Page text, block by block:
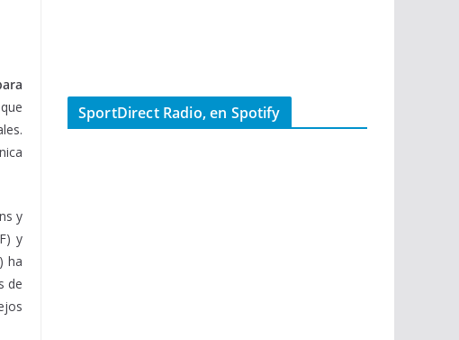
y
y
ha
de
SportDirect Radio, en Spotify